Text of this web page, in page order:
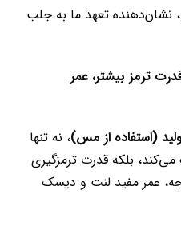
نشان‌دهنده تعهد ما به جلب
ترمز بیشتر، عمر
(استفاده از مس)، نه تنها
بلکه قدرت ترمزگیری
عمر مفید لنت و دیسک